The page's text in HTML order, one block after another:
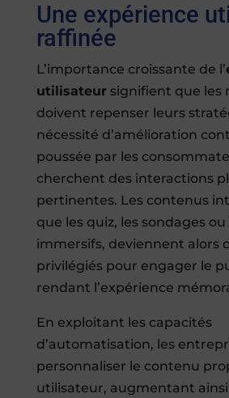
Une expérience
raffinée
L’importance croissante de l’
utilisateursignifient que les
doivent repenser leurs
nécessité d’amélioration
poussée par les
cherchent des interactions
pertinentes. Les contenus
que les quiz, les sondages
immersifs, deviennent alors
privilégiés pour engager le
rendant l’expérience
En exploitant les capacités
d’automatisation, les
personnaliser le contenu
utilisateur, augmentant